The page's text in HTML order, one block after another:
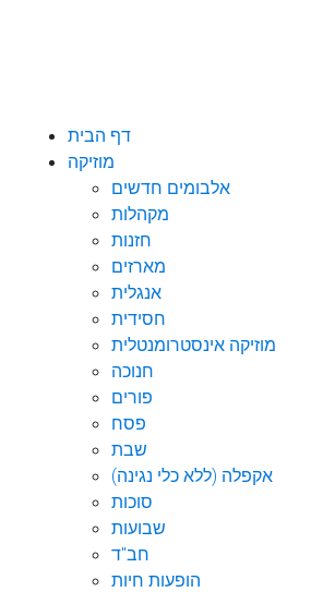
דף הבית
מוזיקה
אלבומים חדשים
מקהלות
חזנות
מארזים
אנגלית
חסידית
מוזיקה אינסטרומנטלית
חנוכה
פורים
פסח
שבת
אקפלה (ללא כלי נגינה)
סוכות
שבועות
חב"ד
הופעות חיות